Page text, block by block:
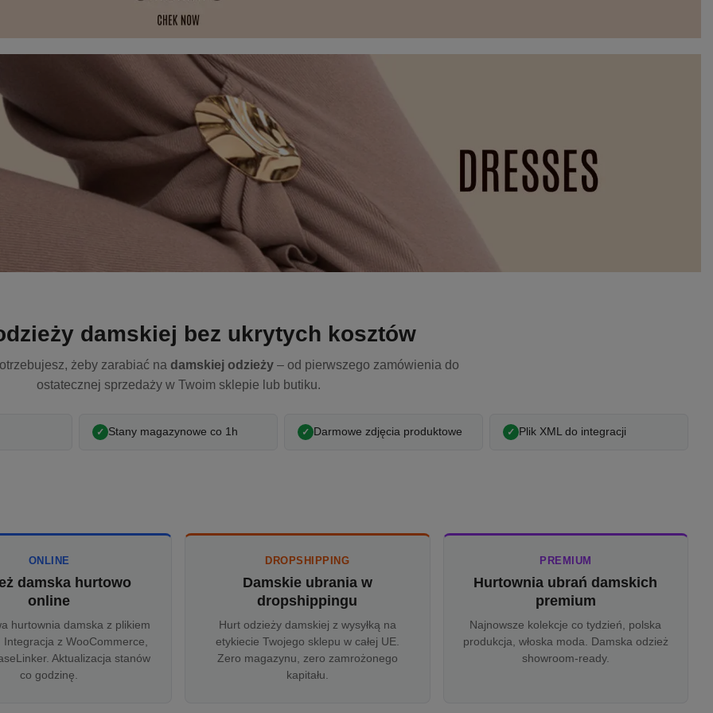
damskiej bez ukrytych kosztów
żeby zarabiać na damskiej odzieży – od pierwszego zamówienia do
ostatecznej sprzedaży w Twoim sklepie lub butiku.
Stany magazynowe co 1h Darmowe zdjęcia produktowe Plik XML do integracji
ONLINE
damska hurtowo
online
hurtownia damska z plikiem
Integracja z WooCommerce,
Aktualizacja stanów
co godzinę.
DROPSHIPPING
Damskie ubrania w
dropshippingu
Hurt odzieży damskiej z wysyłką na
etykiecie Twojego sklepu w całej UE.
Zero magazynu, zero zamrożonego
kapitału.
PREMIUM
Hurtownia ubrań damskich
premium
Najnowsze kolekcje co tydzień, polska
produkcja, włoska moda. Damska odzież
showroom-ready.